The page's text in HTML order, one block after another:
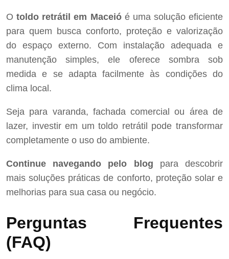
Otoldo retrátil em Maceióé uma solução eficiente
para quem busca conforto, proteção e valorização
do espaço externo. Com instalação adequada e
manutenção simples, ele oferece sombra sob
medida e se adapta facilmente às condições do
clima local.
Seja para varanda, fachada comercial ou área de
lazer, investir em um toldo retrátil pode transformar
completamente o uso do ambiente.
Continue navegando pelo blog para descobrir
mais soluções práticas de conforto, proteção solar e
melhorias para sua casa ou negócio.
Perguntas Frequentes
(FAQ)